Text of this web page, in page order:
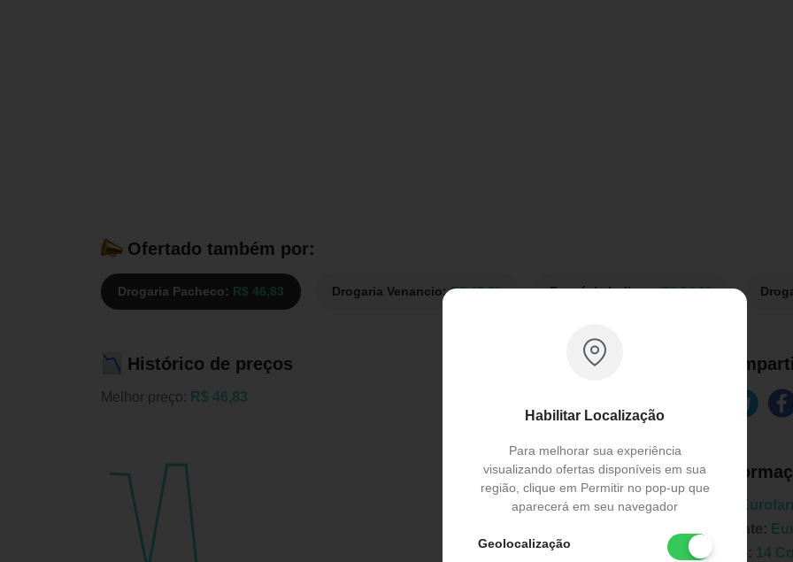
Habilitar Localização
Para melhorar sua experiência
visualizando ofertas disponíveis em sua
região, clique em Permitir no pop-up que
aparecerá em seu navegador
Geolocalização
Ofertado também por:
Drogaria Pacheco: R$ 46,83 Drogaria Venancio:R$ 47,79 Farmácia Indiana:R$ 54,29
Histórico de preços
Melhor preço: R$ 46,83
Fabricante:
Unidade: 14